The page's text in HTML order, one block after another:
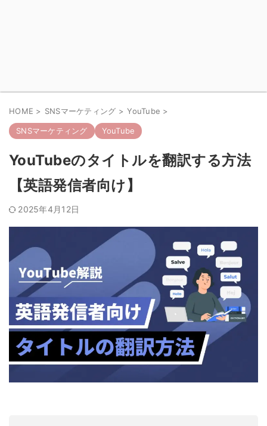
HOME > SNSマーケティング > YouTube >
SNSマーケティング YouTube
YouTubeのタイトルを翻訳する方法
【英語発信者向け】
2025年4月12日